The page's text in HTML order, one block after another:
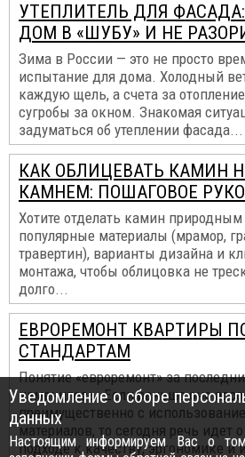
УТЕПЛИТЕЛЬ ДЛЯ
ДОМ В «ШУБУ» И НЕ
Зима в России — это не просто
испытание для дома. Холодный
каждую щель, а счета за
сугробы за окном. Знакомая
задуматься об утеплении фасада...
КАК ОБЛИЦЕВАТЬ КАМИН
КАМНЕМ: ПОШАГОВОЕ
Хотите отделать камин
популярные материалы (мрамор,
травертин), варианты дизайна и
монтажа, чтобы облицовка не
долго...
ЕВРОРЕМОНТ КВАРТИРЫ
СТАНДАРТАМ
Понятие «евроремонт» за
изменилось. Если раньше оно
преимущественно с
материалов, то сегодня речь идет
подходе к качеству, эргономике и
Уведомление о сборе
данных
Настоящим информируем Вас о